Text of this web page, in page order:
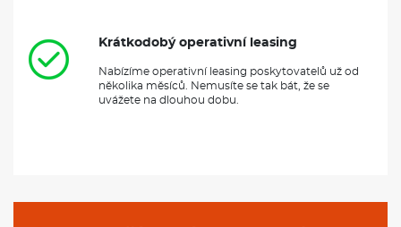
Krátkodobý operativní leasing
Nabízíme operativní leasing poskytovatelů už od
několika měsíců. Nemusíte se tak bát, že se
uvážete na dlouhou dobu.